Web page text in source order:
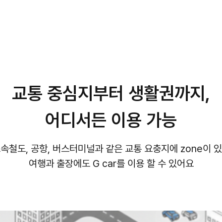
교통 중심지부터 생활권까지,
어디서든 이용 가능
철도, 공항, 버스터미널과 같은 교통 요충지에 zone이
여행과 출장에도 G car를 이용 할 수 있어요